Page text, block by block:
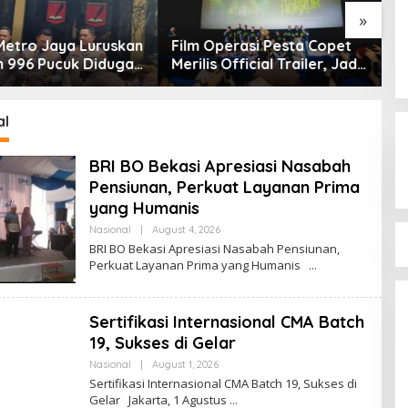
»
Film Operasi Pesta Copet
Merilis Official Trailer, Jadi
Produksi Imajinari Paling
Operasi Pesta Copet
tayang mulai 27 Agustus di
seluruh bioskop
Masalah kedaulatan
menjadi agenda krusial
negeri tercinta
BRI BO Bekasi Apresiasi Nasabah
Pensiunan, Perkuat Layanan Prima
yang Humanis
Nasional | August 4, 2026B
Y
A
D
BRI BO Bekasi Apresiasi Nasabah Pensiunan,
Perkuat Layanan Prima yang Humanis
Sertifikasi Internasional CMA Batch
19, Sukses di Gelar
Nasional | August 1, 2026B
Y
A
D
Sertifikasi Internasional CMA Batch 19, Sukses di
Gelar Jakarta, 1 Agustus
2026-
digelar di
Tua,